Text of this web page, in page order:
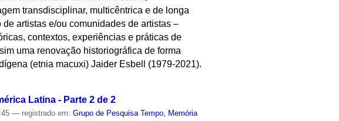
transdisciplinar, multicêntrica e de longa
artistas e/ou comunidades de artistas –
contextos, experiências e práticas de
uma renovação historiográfica de forma
(etnia macuxi) Jaider Esbell (1979-2021).
Latina - Parte 2 de 2
— registrado em:Grupo de Pesquisa Tempo, Memória